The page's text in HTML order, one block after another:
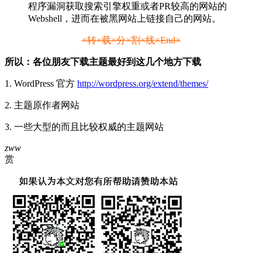
程序漏洞获取搜索引擎权重或者PR较高的网站的
Webshell，进而在被黑网站上链接自己的网站。
×转×载×分×割×线×End×
所以：各位朋友下载主题最好到这几个地方下载
1. WordPress 官方 http://wordpress.org/extend/themes/
2. 主题原作者网站
3. 一些大型的而且比较权威的主题网站
zww
赏